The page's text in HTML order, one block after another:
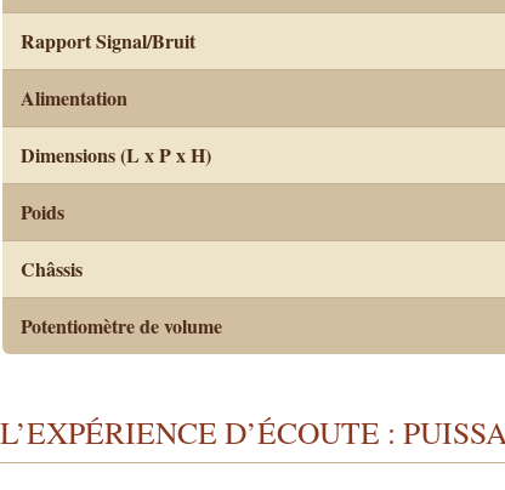
Rapport Signal/Bruit
Alimentation
Dimensions (L x P x H)
Poids
Châssis
Potentiomètre de volume
L’EXPÉRIENCE D’ÉCOUTE :